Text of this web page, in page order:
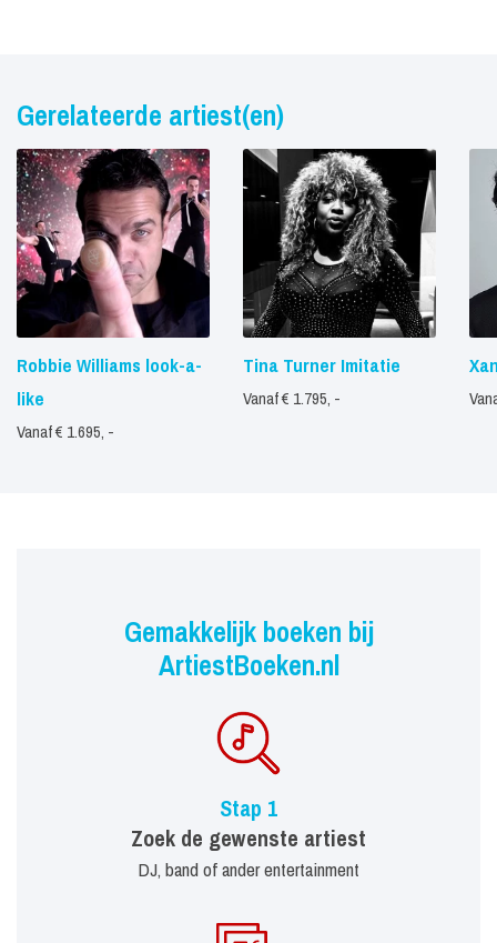
Gerelateerde artiest(en)
Robbie Williams look-a-
like
Vanaf € 1.695, -
Tina Turner Imitatie
Vanaf € 1.795, -
Gemakkelijk boeken bij
ArtiestBoeken.nl
Stap 1
Zoek de gewenste artiest
DJ, band of ander entertainment